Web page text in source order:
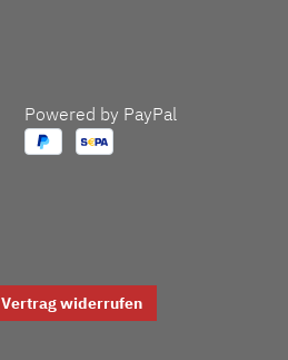
Powered by PayPal
Vertrag widerrufen